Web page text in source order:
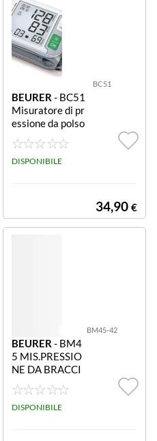
BC51
BEURER - BC51
Misuratore di pr
essione da polso
Grigio Misurato
re di pressione d
a polso con indic
DISPONIBILE
34,90 €
BM45-42
BEURER - BM4
5 MIS.PRESSIO
NE DA BRACCI
O 2X60POSIZ. L
CD BIAN.GRIGI
DISPONIBILE